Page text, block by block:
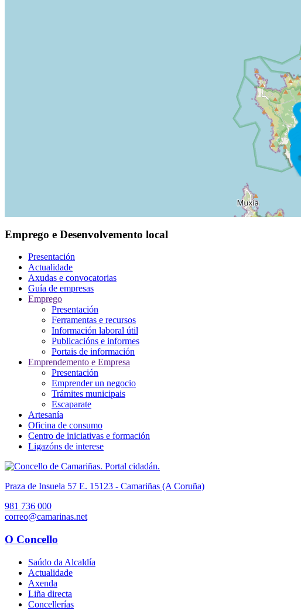
Emprego e Desenvolvemento local
Presentación
Actualidade
Axudas e convocatorias
Guía de empresas
Emprego
Presentación
Ferramentas e recursos
Información laboral útil
Publicacións e informes
Portais de información
Emprendemento e Empresa
Presentación
Emprender un negocio
Trámites municipais
Escaparate
Artesanía
Oficina de consumo
Centro de iniciativas e formación
Ligazóns de interese
Praza de Insuela 57 E. 15123 - Camariñas (A Coruña)
981 736 000
correo@camarinas.net
O Concello
Saúdo da Alcaldía
Actualidade
Axenda
Liña directa
Concellerías